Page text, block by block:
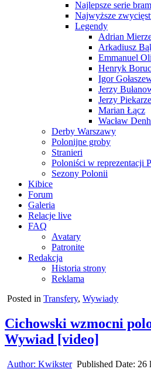
Najlepsze serie
Najwyższe
Legendy
Adrian
Arkadiusz
Emmanuel
Henryk
Igor
Jerzy
Jerzy
Marian Łącz
Wacław
Derby Warszawy
Polonijne groby
Stranieri
Poloniści w reprezentacji
Sezony Polonii
Kibice
Forum
Galeria
Relacje live
FAQ
Avatary
Patronite
Redakcja
Historia strony
Reklama
Posted in Transfery, Wywiady
Cichowski wzmocni
Wywiad [video]
Author: Kwikster Published Date: 26